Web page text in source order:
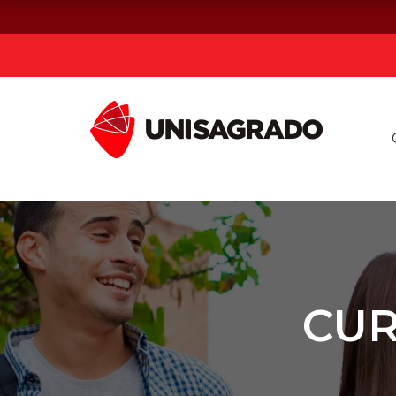
Graduação
Pós-graduação e MBA
Curta Duração
Vestibular